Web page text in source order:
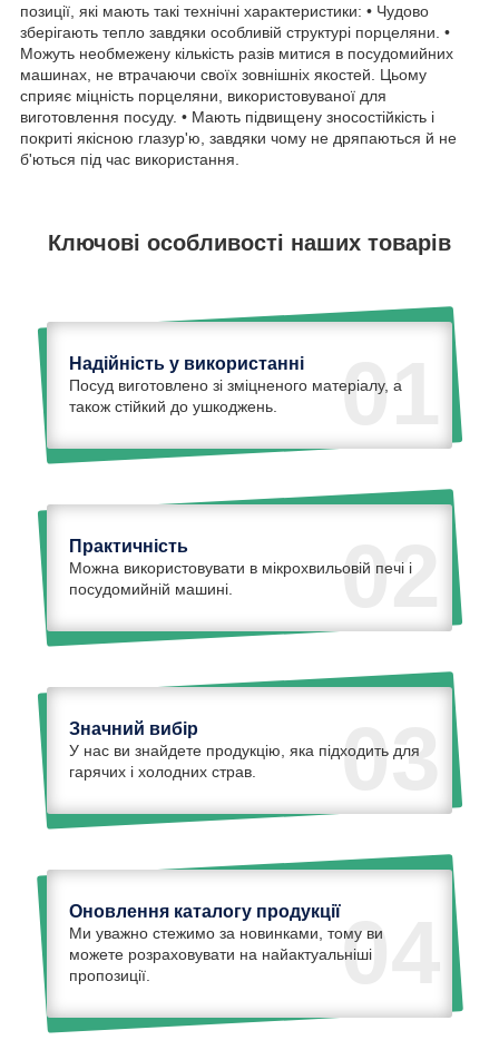
позиції, які мають такі технічні характеристики: • Чудово
зберігають тепло завдяки особливій структурі порцеляни. •
Можуть необмежену кількість разів митися в посудомийних
машинах, не втрачаючи своїх зовнішніх якостей. Цьому
сприяє міцність порцеляни, використовуваної для
виготовлення посуду. • Мають підвищену зносостійкість і
покриті якісною глазур'ю, завдяки чому не дряпаються й не
б'ються під час використання.
Ключові особливості наших товарів
01
Надійність у використанні
Посуд виготовлено зі зміцненого матеріалу, а
також стійкий до ушкоджень.
02
Практичність
Можна використовувати в мікрохвильовій печі і
посудомийній машині.
03
Значний вибір
У нас ви знайдете продукцію, яка підходить для
гарячих і холодних страв.
04
Оновлення каталогу продукції
Ми уважно стежимо за новинками, тому ви
можете розраховувати на найактуальніші
пропозиції.